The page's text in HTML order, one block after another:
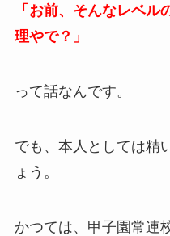
「お前、そんなレベ
理やで？」
って話なんです。
でも、本人としては精
ょう。
かつては、甲子園常連